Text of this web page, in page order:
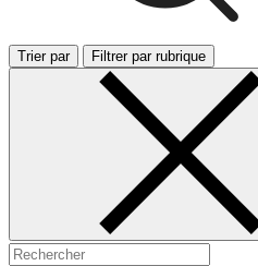
Trier par Filtrer par rubrique